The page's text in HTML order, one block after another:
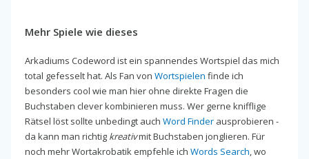
Mehr Spiele wie dieses
Arkadiums Codeword ist ein spannendes Wortspiel das mich
total gefesselt hat. Als Fan von Wortspielen finde ich
besonders cool wie man hier ohne direkte Fragen die
Buchstaben clever kombinieren muss. Wer gerne knifflige
Rätsel löst sollte unbedingt auch Word Finder ausprobieren -
da kann man richtig kreativmit Buchstaben jonglieren. Für
noch mehr Wortakrobatik empfehle ich Words Search, wo